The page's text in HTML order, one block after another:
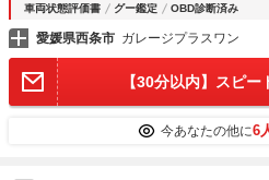
車両状態評価書 グー鑑定 OBD診断済み
愛媛県西条市 ガレージプラスワン
【30分以内】スピー
今あなたの他に6